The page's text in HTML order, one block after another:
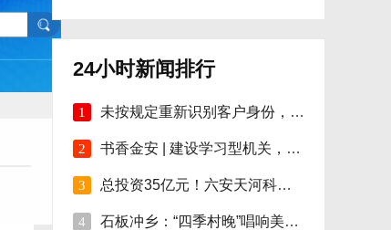
24小时新闻排行
1 未按规定重新识别客户身份，安徽明光农商行
2 书香金安 | 建设学习型机关，孙岗这样做！
3 总投资35亿元！六安天河科技学院项目开工！
4 石板冲乡：“四季村晚”唱响美好新生活